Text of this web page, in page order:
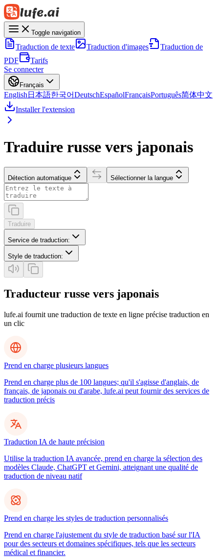
Toggle navigation
Traduction de texte Traduction d'images
Traduction de
PDF
Tarifs
Se connecter
Français
English 日本語한국어DeutschEspañolFrançaisPortuguês简体中文
Installer l'extension
Traduire russe vers japonais
Détection automatique Sélectionner la langue
Traduire
Service de traduction:
Style de traduction:
Traducteur russe vers japonais
lufe.ai fournit une traduction de texte en ligne précise traduction en
un clic
Prend en charge plusieurs langues
Prend en charge plus de 100 langues; qu'il s'agisse d'anglais, de
français, de japonais ou d'arabe, lufe.ai peut fournir des services de
traduction précis
Traduction IA de haute précision
Utilise la traduction IA avancée, prend en charge la sélection des
modèles Claude, ChatGPT et Gemini, atteignant une qualité de
traduction de niveau natif
Prend en charge les styles de traduction personnalisés
Prend en charge l'ajustement du style de traduction basé sur l'IA
pour des secteurs et domaines spécifiques, tels que les secteurs
médical et financier.